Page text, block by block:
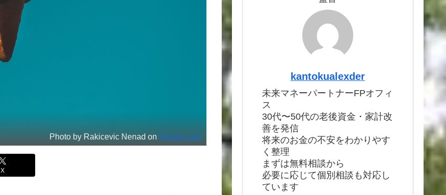
Photo by Rakicevic Nenad on Pexels.com
X
kantokualexder
未来マネーパートナーFPオフィ
ス
30代〜50代の老後資金・家計改
善を発信
将来のお金の不安をわかりやす
く整理
まずは無料相談から
必要に応じて個別相談も対応し
ています